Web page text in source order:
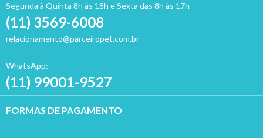
Segunda à Quinta 8h às 18h e Sexta das 8h às 17h
(11) 3569-6008
relacionamento@parceiropet.com.br
WhatsApp:
(11) 99001-9527
FORMAS DE PAGAMENTO